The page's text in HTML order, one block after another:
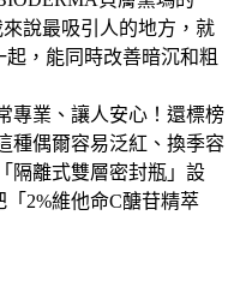
來說最吸引人的地方，就
，能同時改善暗沉和粗
專業、讓人安心！還標榜
種偶爾容易泛紅、換季容
隔離式雙層密封瓶」設
2%維他命C醣苷精萃